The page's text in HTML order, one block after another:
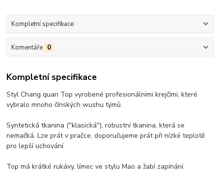
Kompletní specifikace
Komentáře 0
Kompletní specifikace
Styl Chang quan Top vyrobené profesionálními krejčími, které
vybralo mnoho čínských wushu týmů.
Syntetická tkanina ("klasická"), robustní tkanina, která se
nemačká. Lze prát v pračce, doporučujeme prát při nízké teplotě
pro lepší uchování.
Top má krátké rukávy, límec ve stylu Mao a žabí zapínání.